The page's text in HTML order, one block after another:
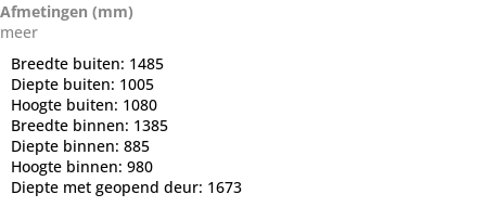
Afmetingen (mm)
meer
Breedte buiten: 1485
Diepte buiten: 1005
Hoogte buiten: 1080
Breedte binnen: 1385
Diepte binnen: 885
Hoogte binnen: 980
Diepte met geopend deur: 1673